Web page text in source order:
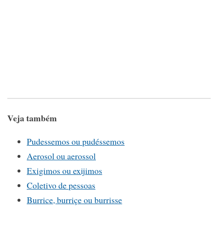
Veja também
Pudessemos ou pudéssemos
Aerosol ou aerossol
Exigimos ou exijimos
Coletivo de pessoas
Burrice, burriçe ou burrisse